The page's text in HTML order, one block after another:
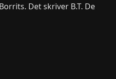
Det skriver B.T. De